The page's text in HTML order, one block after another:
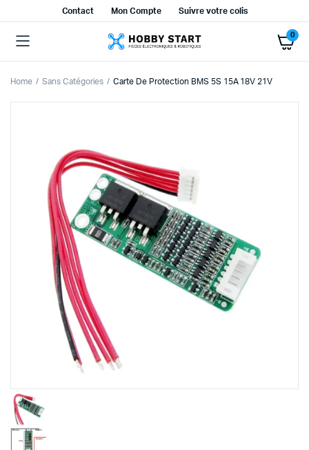
Contact Mon Compte Suivre votre colis
0
Home Sans Catégories Carte De Protection BMS 5S 15A 18V 21V